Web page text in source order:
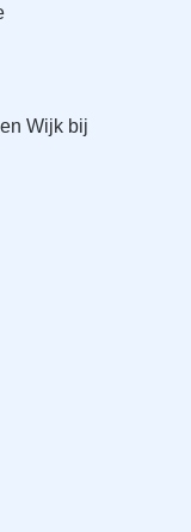
Wijk bij